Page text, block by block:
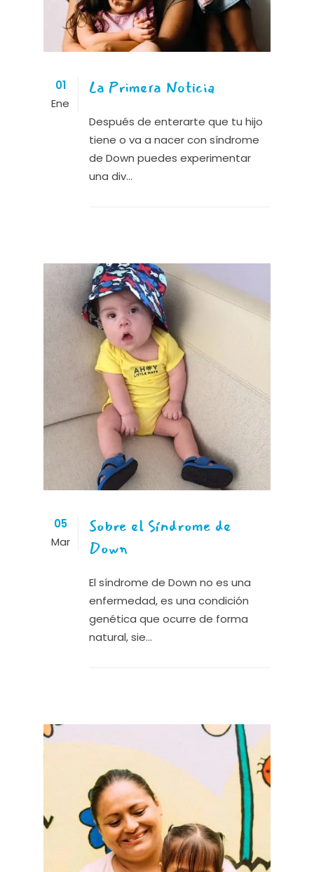
01
Ene
La Primera Noticia
Después de enterarte que tu hijo
tiene o va a nacer con síndrome
de Down puedes experimentar
una div...
05
Mar
Sobre el Síndrome de
Down
El síndrome de Down no es una
enfermedad, es una condición
genética que ocurre de forma
natural, sie...